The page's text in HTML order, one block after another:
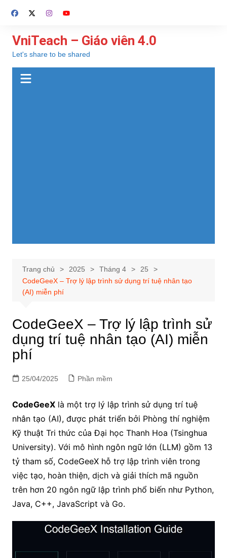
đến
dung
VniTeach – Giáo viên 4.0
Let's share to be shared
Trang chủ 2025 Tháng 4
25
CodeGeeX – Trợ lý lập trình sử dụng trí tuệ nhân tạo
(AI) miễn phí
CodeGeeX – Trợ lý lập trình sử
dụng trí tuệ nhân tạo (AI) miễn
phí
25/04/2025 Phần mềm
CodeGeeXlà một trợ lý lập trình sử dụng trí tuệ
nhân tạo (AI), được phát triển bởi Phòng thí nghiệm
Kỹ thuật Tri thức của Đại học Thanh Hoa (Tsinghua
University). Với mô hình ngôn ngữ lớn (LLM) gồm 13
tỷ tham số, CodeGeeX hỗ trợ lập trình viên trong
việc tạo, hoàn thiện, dịch và giải thích mã nguồn
trên hơn 20 ngôn ngữ lập trình phổ biến như Python,
Java, C++, JavaScript và Go.